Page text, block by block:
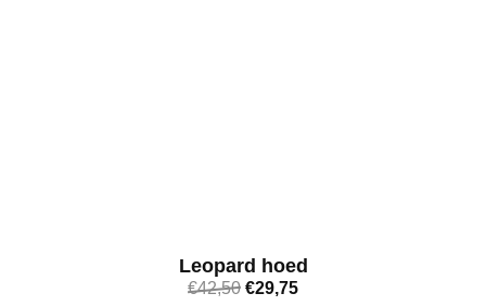
Leopard hoed
€42,50 €29,75